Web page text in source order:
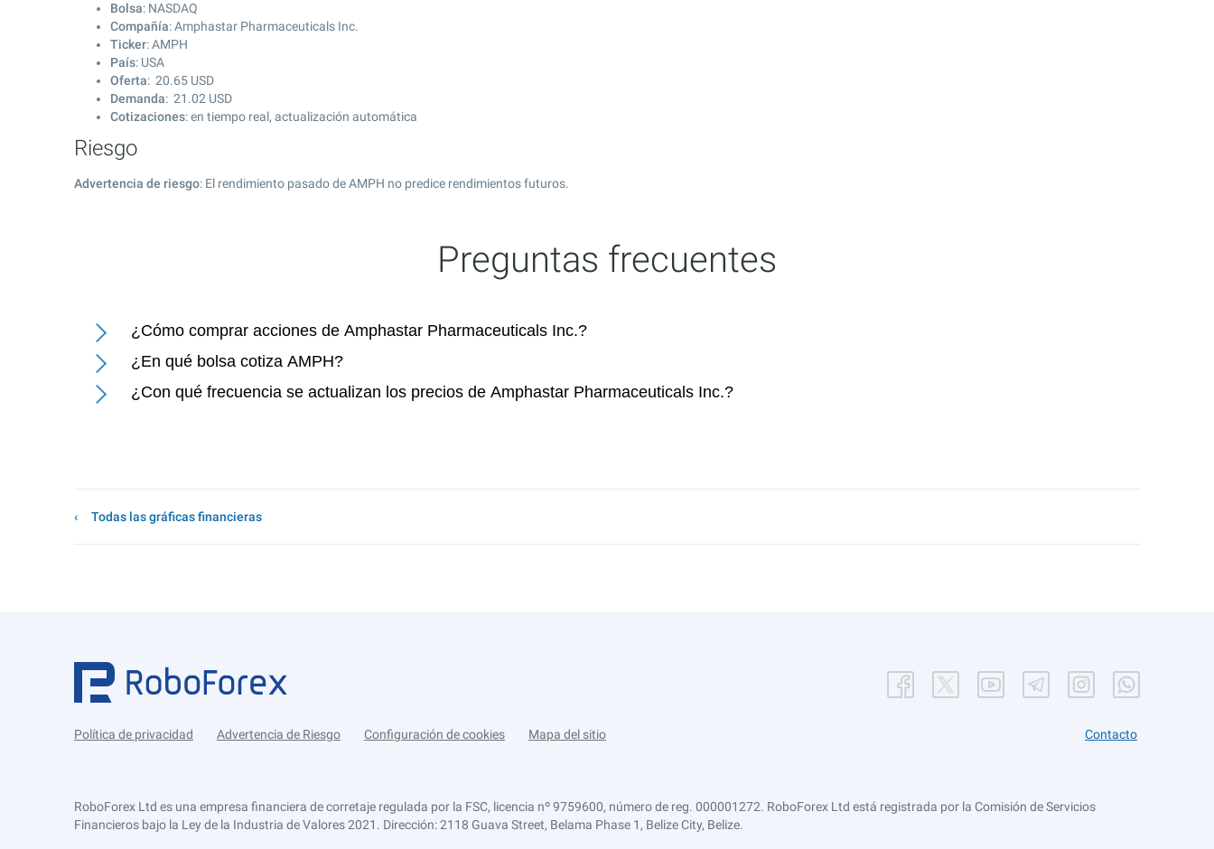
Bolsa: NASDAQ
Compañía: Amphastar Pharmaceuticals Inc.
Ticker: AMPH
País: USA
Oferta: 20.65 USD
Demanda: 21.02 USD
Cotizaciones: en tiempo real, actualización automática
Riesgo
Advertencia de riesgo: El rendimiento pasado de AMPH no predice rendimientos futuros.
Preguntas frecuentes
¿Cómo comprar acciones de Amphastar Pharmaceuticals Inc.?
¿En qué bolsa cotiza AMPH?
¿Con qué frecuencia se actualizan los precios de Amphastar Pharmaceuticals Inc.?
Todas las gráficas financieras
Política de privacidad Advertencia de Riesgo Configuración de cookies Mapa del sitio Contacto
RoboForex Ltd es una empresa financiera de corretaje regulada por la FSC, licencia nº 9759600, número de reg. 000001272. RoboForex Ltd está registrada por la Comisión de Servicios
Financieros bajo la Ley de la Industria de Valores 2021. Dirección: 2118 Guava Street, Belama Phase 1, Belize City, Belize.